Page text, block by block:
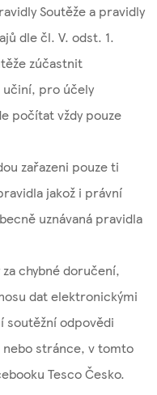
Soutěže a pravidly
dle čl. V. odst. 1.
zúčastnit
učiní, pro účely
počítat vždy pouze
zařazeni pouze ti
jakož i právní
uznávaná pravidla
chybné doručení,
dat elektronickými
soutěžní odpovědi
stránce, v tomto
Tesco Česko.